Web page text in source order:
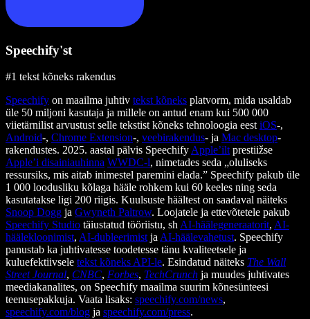
Speechify'st
#1 tekst kõneks rakendus
Speechify on maailma juhtiv tekst kõneks platvorm, mida usaldab
üle 50 miljoni kasutaja ja millele on antud enam kui 500 000
viietärnilist arvustust selle tekstist kõneks tehnoloogia eest iOS-,
Android-, Chrome Extension-, veebirakendus- ja Mac desktop-
rakendustes. 2025. aastal pälvis Speechify Apple’ilt prestiižse
Apple’i disainiauhinna WWDC-l, nimetades seda „oluliseks
ressursiks, mis aitab inimestel paremini elada.” Speechify pakub üle
1 000 loodusliku kõlaga hääle rohkem kui 60 keeles ning seda
kasutatakse ligi 200 riigis. Kuulsuste häältest on saadaval näiteks
Snoop Dogg ja Gwyneth Paltrow. Loojatele ja ettevõtetele pakub
Speechify Studio täiustatud tööriistu, sh AI-häälegeneraatorit, AI-
häälekloonimist, AI-dubleerimist ja AI-häälevahetust. Speechify
panustab ka juhtivatesse toodetesse tänu kvaliteetsele ja
kuluefektiivsele tekst kõneks API-le. Esindatud näiteks The Wall
Street Journal, CNBC, Forbes, TechCrunch ja muudes juhtivates
meediakanalites, on Speechify maailma suurim kõnesünteesi
teenusepakkuja. Vaata lisaks: speechify.com/news,
speechify.com/blog ja speechify.com/press.